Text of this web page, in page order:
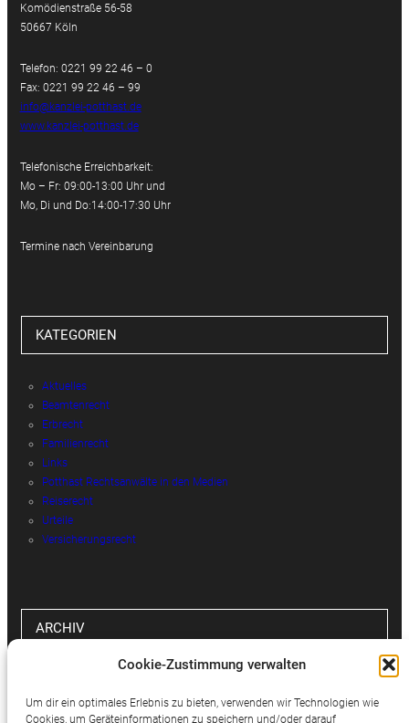
Cookie-Zustimmung verwalten
Um dir ein optimales Erlebnis zu bieten, verwenden wir Technologien wie
Cookies, um Geräteinformationen zu speichern und/oder darauf
Komödienstraße 56-58
50667 Köln
Telefon: 0221 99 22 46 – 0
Fax: 0221 99 22 46 – 99
info@kanzlei-potthast.de
www.kanzlei-potthast.de
Telefonische Erreichbarkeit:
Mo – Fr: 09:00-13:00 Uhr und
Mo, Di und Do:14:00-17:30 Uhr
Termine nach Vereinbarung
KATEGORIEN
Aktuelles
Beamtenrecht
Erbrecht
Familienrecht
Links
Potthast Rechtsanwälte in den Medien
Reiserecht
Urteile
Versicherungsrecht
ARCHIV